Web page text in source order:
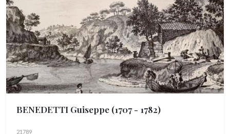
BENEDETTI Guiseppe (1707 - 1782)
21789